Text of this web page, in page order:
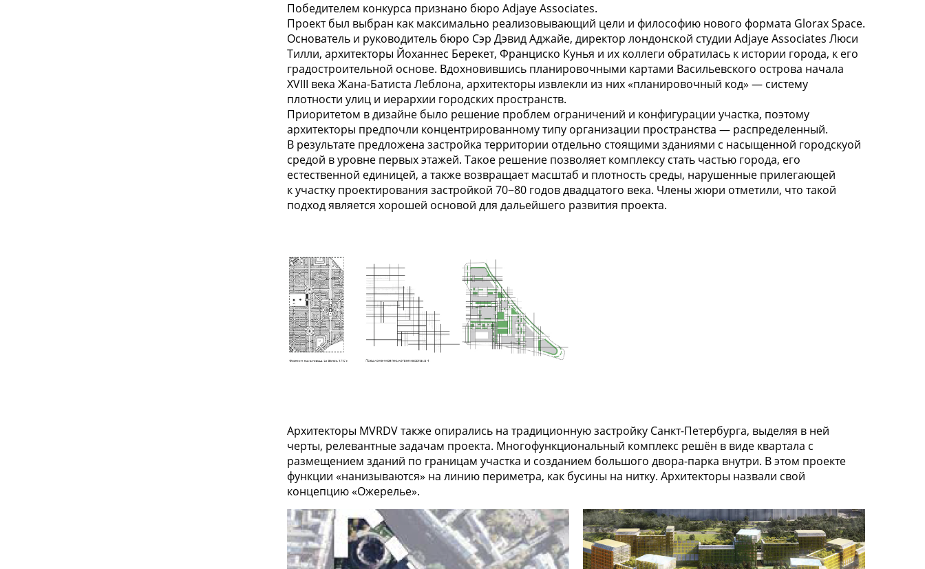
Победителем конкурса признано бюро Adjaye Associates.
Проект был выбран как максимально реализовывающий цели и философию нового формата Glorax Space.
Основатель и руководитель бюро Сэр Дэвид Аджайе, директор лондонской студии Adjaye Associates Люси
Тилли, архитекторы Йоханнес Берекет, Франциско Кунья и их коллеги обратилась к истории города, к его
градостроительной основе. Вдохновившись планировочными картами Васильевского острова начала
XVIII века Жана-Батиста Леблона, архитекторы извлекли из них «планировочный код» — систему
плотности улиц и иерархии городских пространств.
Приоритетом в дизайне было решение проблем ограничений и конфигурации участка, поэтому
архитекторы предпочли концентрированному типу организации пространства — распределенный.
В результате предложена застройка территории отдельно стоящими зданиями с насыщенной городскуой
средой в уровне первых этажей. Такое решение позволяет комплексу стать частью города, его
естественной единицей, а также возвращает масштаб и плотность среды, нарушенные прилегающей
к участку проектирования застройкой 70−80 годов двадцатого века. Члены жюри отметили, что такой
подход является хорошей основой для дальейшего развития проекта.
Архитекторы MVRDV также опирались на традиционную застройку Санкт-Петербурга, выделяя в ней
черты, релевантные задачам проекта. Многофункциональный комплекс решён в виде квартала с
размещением зданий по границам участка и созданием большого двора-парка внутри. В этом проекте
функции «нанизываются» на линию периметра, как бусины на нитку. Архитекторы назвали свой
концепцию «Ожерелье».